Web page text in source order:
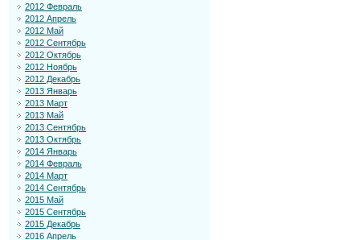
2012 Февраль
2012 Апрель
2012 Май
2012 Сентябрь
2012 Октябрь
2012 Ноябрь
2012 Декабрь
2013 Январь
2013 Март
2013 Май
2013 Сентябрь
2013 Октябрь
2014 Январь
2014 Февраль
2014 Март
2014 Сентябрь
2015 Май
2015 Сентябрь
2015 Декабрь
2016 Апрель